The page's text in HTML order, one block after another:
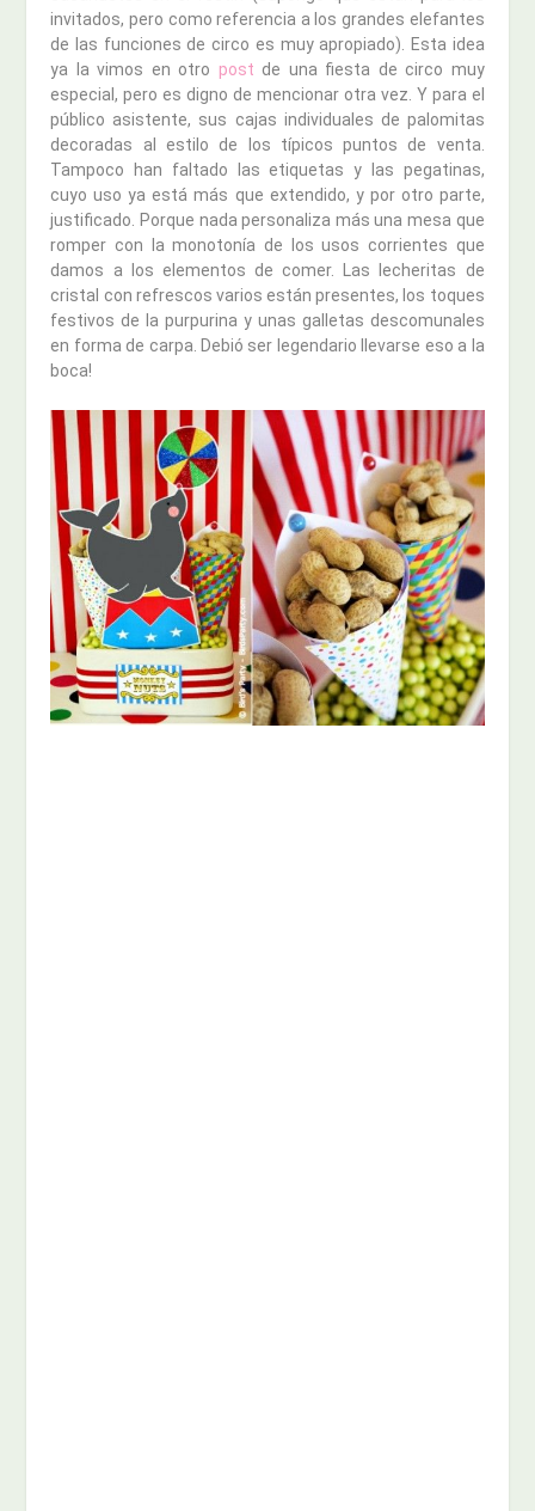
invitados, pero como referencia a los grandes elefantes
de las funciones de circo es muy apropiado). Esta idea
ya la vimos en otro post de una fiesta de circo muy
especial, pero es digno de mencionar otra vez. Y para el
público asistente, sus cajas individuales de palomitas
decoradas al estilo de los típicos puntos de venta.
Tampoco han faltado las etiquetas y las pegatinas,
cuyo uso ya está más que extendido, y por otro parte,
justificado. Porque nada personaliza más una mesa que
romper con la monotonía de los usos corrientes que
damos a los elementos de comer. Las lecheritas de
cristal con refrescos varios están presentes, los toques
festivos de la purpurina y unas galletas descomunales
en forma de carpa. Debió ser legendario llevarse eso a la
boca!